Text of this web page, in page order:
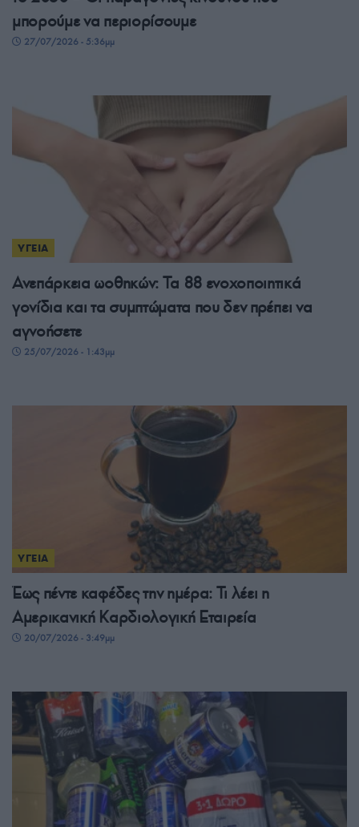
μπορούμε να περιορίσουμε
27/07/2026 - 5:36μμ
ΥΓΕΙΑ
Ανεπάρκεια ωοθηκών: Τα 88 ενοχοποιητικά
γονίδια και τα συμπτώματα που δεν πρέπει να
αγνοήσετε
25/07/2026 - 1:43μμ
ΥΓΕΙΑ
Έως πέντε καφέδες την ημέρα: Τι λέει η
Αμερικανική Καρδιολογική Εταιρεία
20/07/2026 - 3:49μμ